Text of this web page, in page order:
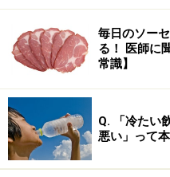
毎日のソー
る！ 医師に
常識】
Q. 「冷たい
悪い」って